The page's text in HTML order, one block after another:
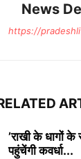
News
https://
’राखी के धागों
पहुंचेंगी कवर्धा...